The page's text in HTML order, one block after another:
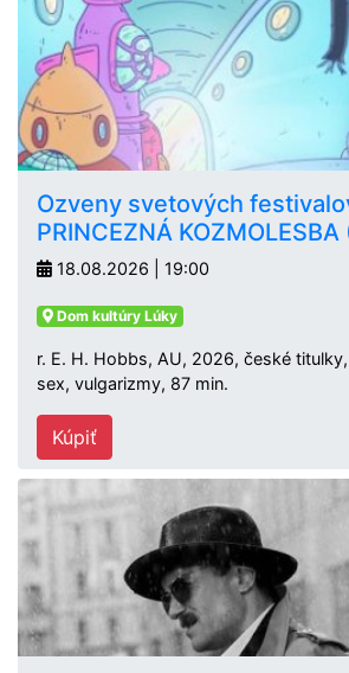
Ozveny svetových
PRINCEZNÁ KOZMOLESBA
18.08.2026 | 19:00
Dom kultúry Lúky
r. E. H. Hobbs, AU, 2026, české
sex, vulgarizmy, 87 min.
Kúpiť